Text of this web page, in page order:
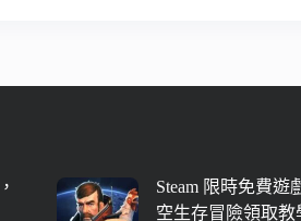
Steam 限時免費遊
空生存冒險領取教